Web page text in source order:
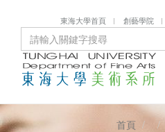
東海大學首頁 創藝學院
首頁